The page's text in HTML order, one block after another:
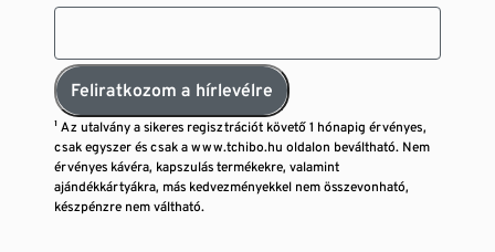
Feliratkozom a hírlevélre
¹ Az utalvány a sikeres regisztrációt követő 1 hónapig érvényes,
csak egyszer és csak a www.tchibo.hu oldalon beváltható. Nem
érvényes kávéra, kapszulás termékekre, valamint
ajándékkártyákra, más kedvezményekkel nem összevonható,
készpénzre nem váltható.